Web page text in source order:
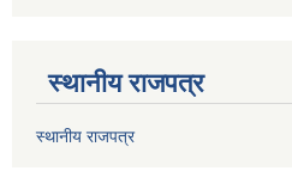
स्थानीय राजपत्र
स्थानीय राजपत्र